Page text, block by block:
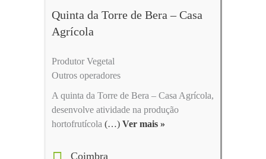
Quinta da Torre de Bera – Casa
Agrícola
Produtor Vegetal
Outros operadores
A quinta da Torre de Bera – Casa Agrícola,
desenvolve atividade na produção
hortofrutícola (…) Ver mais »
Coimbra